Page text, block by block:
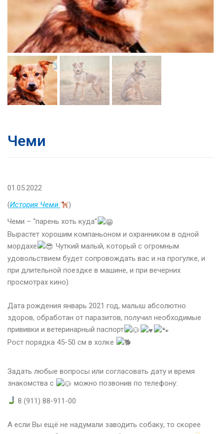
Чеми
01.05.2022
(История Чеми
)
Чеми – “парень хоть куда”
Вырастет хорошим компаньоном и охранником в одной
мордахе
Чуткий малый, который с огромным
удовольствием будет сопровождать вас и на прогулке, и
при длительной поездке в машине, и при вечерних
просмотрах кино)
Дата рождения январь 2021 год, малыш абсолютно
здоров, обработан от паразитов, получил необходимые
прививки и ветеринарный паспорт
Рост порядка 45-50 см в холке
Задать любые вопросы или согласовать дату и время
знакомства с
можно позвонив по телефону:
8 (911) 88-911-00⠀
А если Вы ещё не надумали заводить собаку, то скорее